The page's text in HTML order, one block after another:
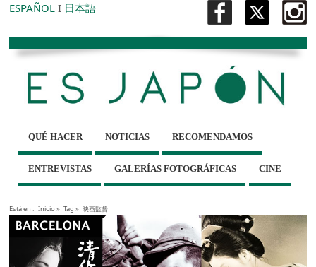
ESPAÑOL I 日本語
QUÉ HACER NOTICIAS RECOMENDAMOS
ENTREVISTAS GALERÍAS FOTOGRÁFICAS CINE
Está en : Inicio» Tag » 映画監督